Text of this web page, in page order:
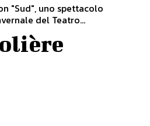
"Sud", uno spettacolo
invernale del Teatro...